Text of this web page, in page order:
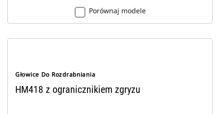
Porównaj modele
Głowice Do Rozdrabniania
HM418 z ogranicznikiem zgryzu